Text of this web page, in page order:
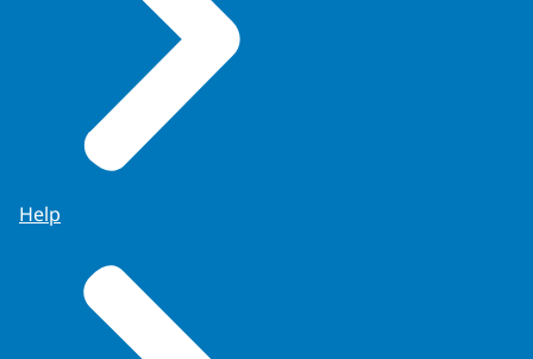
Help